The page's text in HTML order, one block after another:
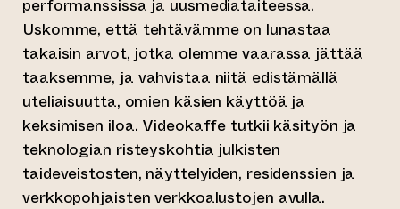
performanssissa ja uusmediataiteessa.
Uskomme, että tehtävämme on lunastaa
takaisin arvot, jotka olemme vaarassa jättää
taaksemme, ja vahvistaa niitä edistämällä
uteliaisuutta, omien käsien käyttöä ja
keksimisen iloa. Videokaffe tutkii käsityön ja
teknologian risteyskohtia julkisten
taideveistosten, näyttelyiden, residenssien ja
verkkopohjaisten verkkoalustojen avulla.